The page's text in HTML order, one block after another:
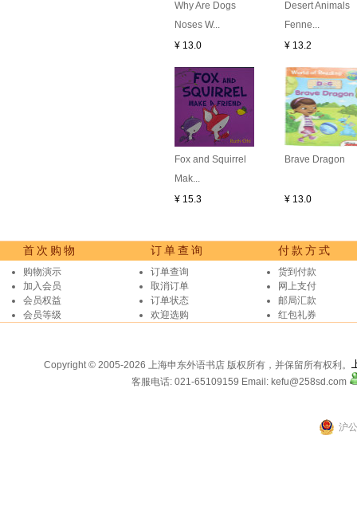
Why Are Dogs
Noses W...
¥ 13.0
Desert Animals
Fenne...
¥ 13.2
Fox and Squirrel
Mak...
¥ 15.3
Brave Dragon
¥ 13.0
首次购物
购物演示
加入会员
会员权益
会员等级
订单查询
订单查询
取消订单
订单状态
欢迎选购
付款方式
货到付款
网上支付
邮局汇款
红包礼券
Copyright © 2005-2026 上海申东外语书店 版权所有，并保留所有权利。
客服电话: 021-65109159 Email: kefu@258sd.com
沪